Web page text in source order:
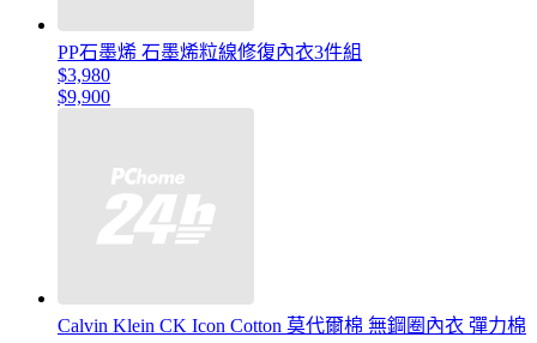
PP石墨烯 石墨烯粒線修復內衣3件組
$3,980
$9,900
Calvin Klein CK Icon Cotton 莫代爾棉 無鋼圈內衣 彈力棉